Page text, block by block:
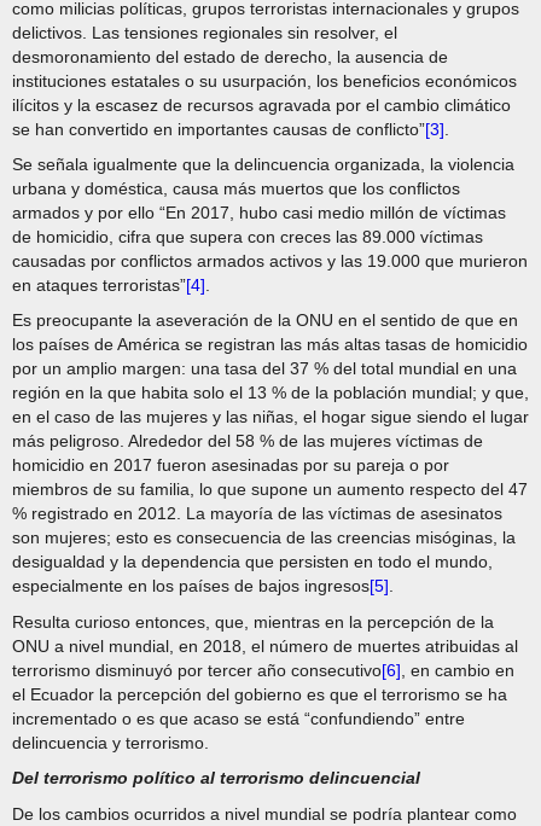
como milicias políticas, grupos terroristas internacionales y grupos
delictivos. Las tensiones regionales sin resolver, el
desmoronamiento del estado de derecho, la ausencia de
instituciones estatales o su usurpación, los beneficios económicos
ilícitos y la escasez de recursos agravada por el cambio climático
se han convertido en importantes causas de conflicto”[3]
Se señala igualmente que la delincuencia organizada, la violencia
urbana y doméstica, causa más muertos que los conflictos
armados y por ello “En 2017, hubo casi medio millón de víctimas
de homicidio, cifra que supera con creces las 89.000 víctimas
causadas por conflictos armados activos y las 19.000 que murieron
en ataques terroristas”[4]
Es preocupante la aseveración de la ONU en el sentido de que en
los países de América se registran las más altas tasas de homicidio
por un amplio margen: una tasa del 37 % del total mundial en una
región en la que habita solo el 13 % de la población mundial; y que,
en el caso de las mujeres y las niñas, el hogar sigue siendo el lugar
más peligroso. Alrededor del 58 % de las mujeres víctimas de
homicidio en 2017 fueron asesinadas por su pareja o por
miembros de su familia, lo que supone un aumento respecto del 47
% registrado en 2012. La mayoría de las víctimas de asesinatos
son mujeres; esto es consecuencia de las creencias misóginas, la
desigualdad y la dependencia que persisten en todo el mundo,
especialmente en los países de bajos ingresos[5].
Resulta curioso entonces, que, mientras en la percepción de la
ONU a nivel mundial, en 2018, el número de muertes atribuidas al
terrorismo disminuyó por tercer año consecutivo[6] , en cambio en
el Ecuador la percepción del gobierno es que el terrorismo se ha
incrementado o es que acaso se está “confundiendo” entre
delincuencia y terrorismo.
Del terrorismo político al terrorismo delincuencial
De los cambios ocurridos a nivel mundial se podría plantear como